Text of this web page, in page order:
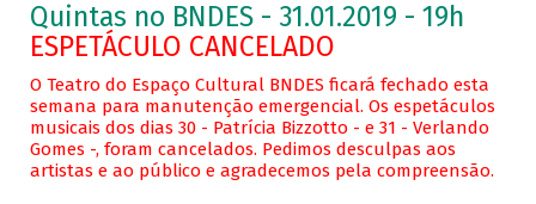
Quintas no BNDES - 31.01.2019 - 19h
ESPETÁCULO CANCELADO
O Teatro do Espaço Cultural BNDES ficará fechado esta
semana para manutenção emergencial. Os espetáculos
musicais dos dias 30 - Patrícia Bizzotto - e 31 - Verlando
Gomes -, foram cancelados. Pedimos desculpas aos
artistas e ao público e agradecemos pela compreensão.